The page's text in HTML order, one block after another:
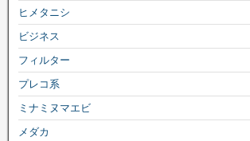
ヒメタニシ
ビジネス
フィルター
プレコ系
ミナミヌマエビ
メダカ